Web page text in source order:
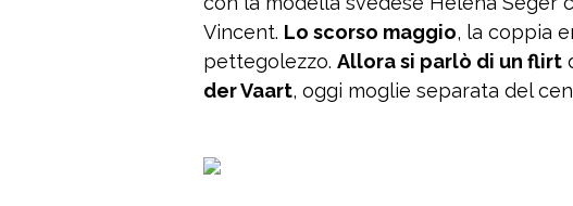
Vincent. Lo scorso maggio, la coppia
pettegolezzo. Allora si parlò di un flirt
der Vaart, oggi moglie separata del